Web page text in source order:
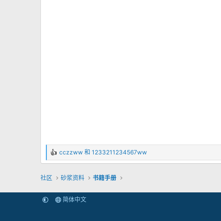
反
馈
：
cczzww 和 1233211234567ww
社区 砂浆资料 书籍手册
简体中文